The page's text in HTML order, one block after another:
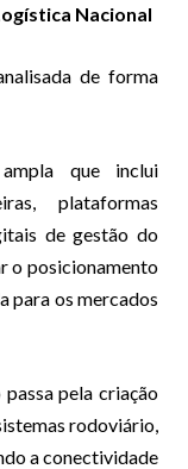
Nacional
de forma
que inclui
plataformas
de gestão do
o posicionamento
para os mercados
pela criação
rodoviário,
a conectividade